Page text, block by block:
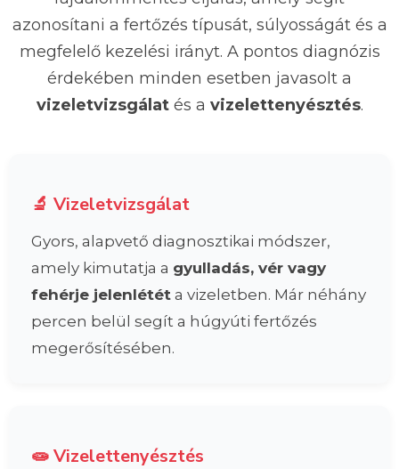
azonosítani a fertőzés típusát, súlyosságát és a
megfelelő kezelési irányt. A pontos diagnózis
érdekében minden esetben javasolt a
vizeletvizsgálatés a vizelettenyésztés.
🔬 Vizeletvizsgálat
Gyors, alapvető diagnosztikai módszer,
amely kimutatja a gyulladás, vér vagy
fehérje jelenlétét a vizeletben. Már néhány
percen belül segít a húgyúti fertőzés
megerősítésében.
🧫 Vizelettenyésztés